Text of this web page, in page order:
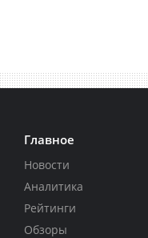
Главное
Новости
Аналитика
Рейтинги
Обзоры